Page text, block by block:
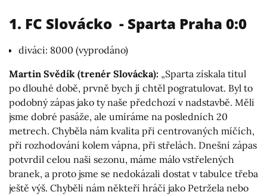
1. FC Slovácko - Sparta Praha 0:0
diváci: 8000 (vyprodáno)
Martin Svědík (trenér Slovácka): „Sparta získala titul
po dlouhé době, prvně bych jí chtěl pogratulovat. Byl to
podobný zápas jako ty naše předchozí v nadstavbě. Měli
jsme dobré pasáže, ale umíráme na posledních 20
metrech. Chyběla nám kvalita při centrovaných míčích,
při rozhodování kolem vápna, při střelách. Dnešní zápas
potvrdil celou naši sezonu, máme málo vstřelených
branek, a proto jsme se nedokázali dostat v tabulce třeba
ještě výš. Chyběli nám někteří hráči jako Petržela nebo